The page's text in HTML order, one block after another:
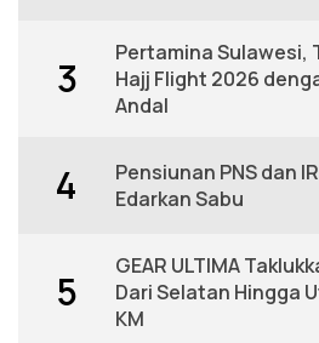
3
Pertamina Sulawesi,
Hajj Flight 2026
Andal
4
Pensiunan PNS dan
Edarkan Sabu
5
GEAR ULTIMA
Dari Selatan Hingga
KM